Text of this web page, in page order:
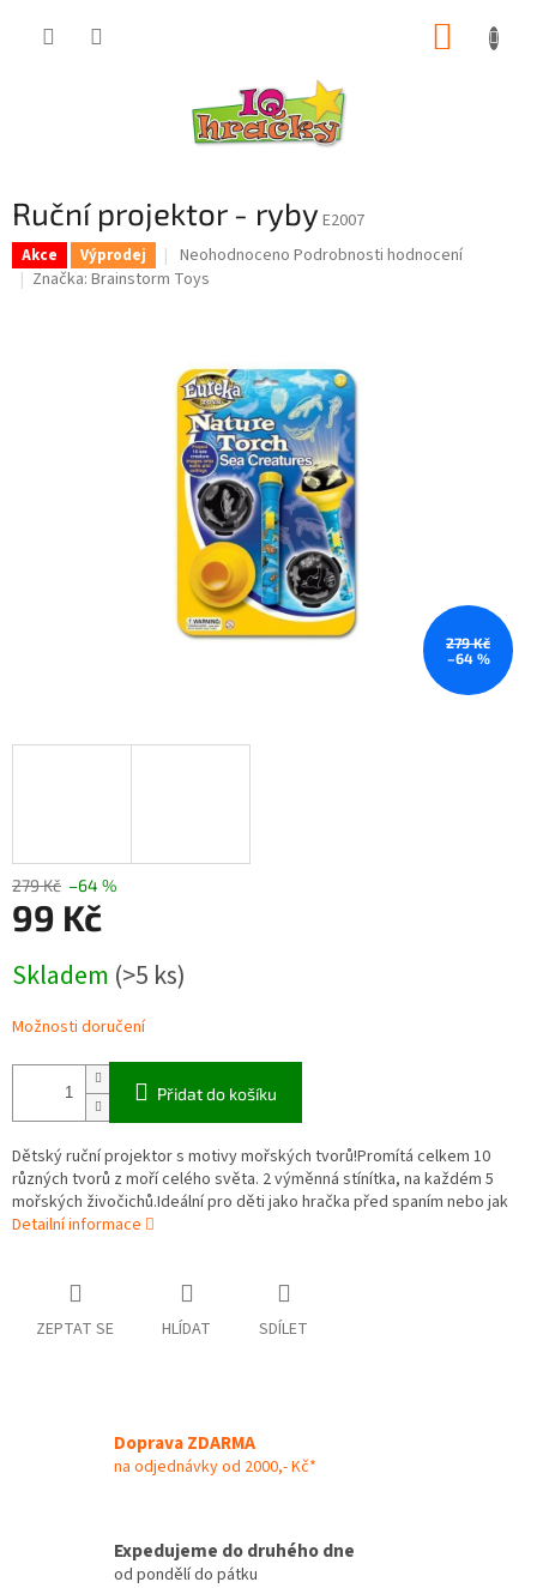
Ruční projektor - ryby E2007
Akce Výprodej
Průměrné
hodnocení
z
5
hvězdiček.
Neohodnoceno Podrobnosti hodnocení
Značka: Brainstorm Toys
279 Kč
–64 %
279 Kč –64 %
99 Kč
cena:
Skladem (>5 ks)
Možnosti doručení
Přidat do košíku
Dětský ruční projektor s motivy mořských tvorů!Promítá celkem 10
různých tvorů z moří celého světa. 2 výměnná stínítka, na každém 5
mořských živočichů.Ideální pro děti jako hračka před spaním nebo jak
Detailní informace
ZEPTAT SE HLÍDAT SDÍLET
Doprava ZDARMA
na odjednávky od 2000,- Kč*
Expedujeme do druhého dne
od pondělí do pátku